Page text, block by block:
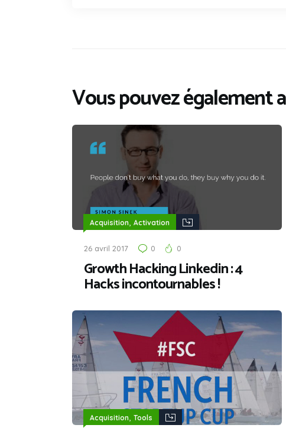
Vous pouvez également
Acquisition Activation
26 avril 2017 0 0
Growth Hacking Linkedin : 4
Hacks incontournables !
Acquisition Tools